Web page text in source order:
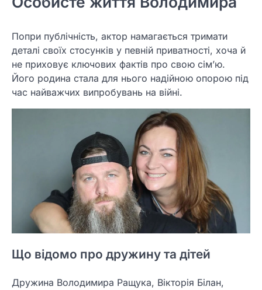
Попри публічність, актор намагається тримати
деталі своїх стосунків у певній приватності, хоча й
не приховує ключових фактів про свою сім’ю.
Його родина стала для нього надійною опорою під
час найважчих випробувань на війні.
Що відомо про дружину та дітей
Дружина Володимира Ращука, Вікторія Білан,